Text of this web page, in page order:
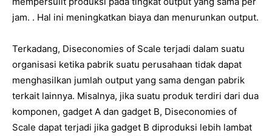
jam. . Hal ini meningkatkan biaya dan menurunkan output.
Terkadang, Diseconomies of Scale terjadi dalam suatu
organisasi ketika pabrik suatu perusahaan tidak dapat
menghasilkan jumlah output yang sama dengan pabrik
terkait lainnya. Misalnya, jika suatu produk terdiri dari dua
komponen, gadget A dan gadget B, Diseconomies of
Scale dapat terjadi jika gadget B diproduksi lebih lambat